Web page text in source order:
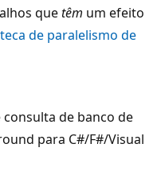
quetêm um efeito
de paralelismo de
de banco de
para C#/F#/Visual